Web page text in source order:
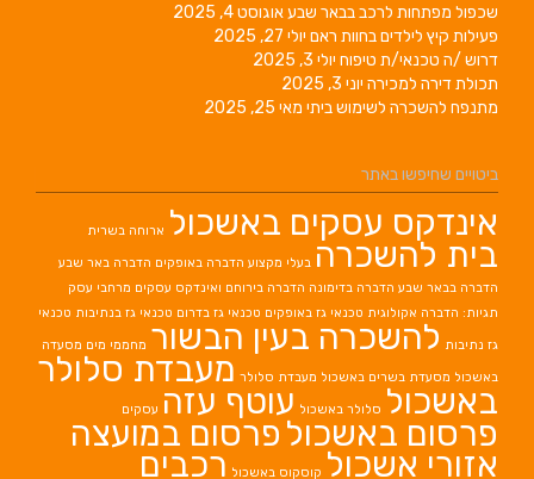
שכפול מפתחות לרכב בבאר שבעאוגוסט 4, 2025
פעילות קיץ לילדים בחוות ראם יולי 27, 2025
דרוש /ה טכנאי/ת טיפוח יולי 3, 2025
תכולת דירה למכירה יוני 3, 2025
מתנפח להשכרה לשימוש ביתי מאי 25, 2025
ביטויים שחיפשו באתר
אינדקס עסקים באשכול ארוחה בשרית
בית להשכרה בעלי מקצוע הדברה באופקים הדברה באר שבע
הדברה בבאר שבע הדברה בדימונה הדברה בירוחם ואינדקס עסקים מרחבי עסק
תגיות: הדברה אקולוגית טכנאי גז באופקים טכנאי גז בדרום טכנאי גז בנתיבות טכנאי
גז נתיבות להשכרה בעין הבשור מחממי מים מסעדה
באשכול מסעדת בשרים באשכול מעבדת סלולר מעבדת סלולר
באשכול סלולר באשכול עוטף עזה עסקים
פרסום באשכול פרסום במועצה
אזורי אשכול קוסקוס באשכול רכבים